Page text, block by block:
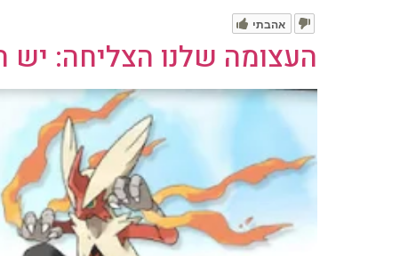
אהבתי
העצומה שלנו הצליחה: יש